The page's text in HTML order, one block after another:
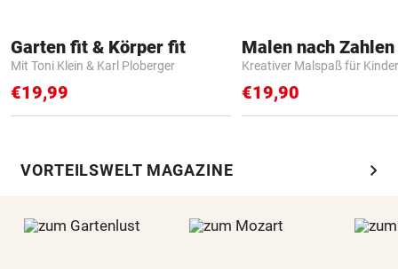
Garten fit & Körper fit
Mit Toni Klein & Karl Ploberger
€19,99
Kreativer Malspaß für Kinder
€19,90
VORTEILSWELT MAGAZINE chevron_right